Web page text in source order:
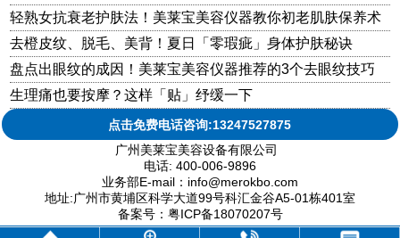
轻熟女抗衰老护肤法！美莱宝美容仪器教你初老肌肤保养术
去橙皮纹、脱毛、美背！夏日「零瑕疵」身体护肤秘诀
盘点出眼纹的成因！美莱宝美容仪器推荐的3个去眼纹技巧
生理痛也要按摩？这样「贴」纾缓一下
点击免费电话咨询:13247527875
广州美莱宝美容设备有限公司
电话: 400-006-9896
业务部E-mail：info@merokbo.com
地址:广州市黄埔区科学大道99号科汇金谷A5-01栋401室
备案号：粤ICP备18070207号